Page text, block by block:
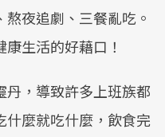
夜追劇、三餐亂吃。
生活的好藉口！
，導致許多上班族都
什麼就吃什麼，飲食完